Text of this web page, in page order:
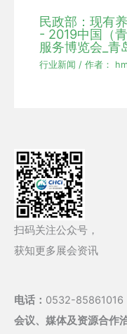
民政部：现有
- 2019中国（
服务博览会_青
行业新闻 / 作者：
扫码关注公众号，
获知更多展会资讯
电话： 0532-85861016
会议、媒体及资源合作